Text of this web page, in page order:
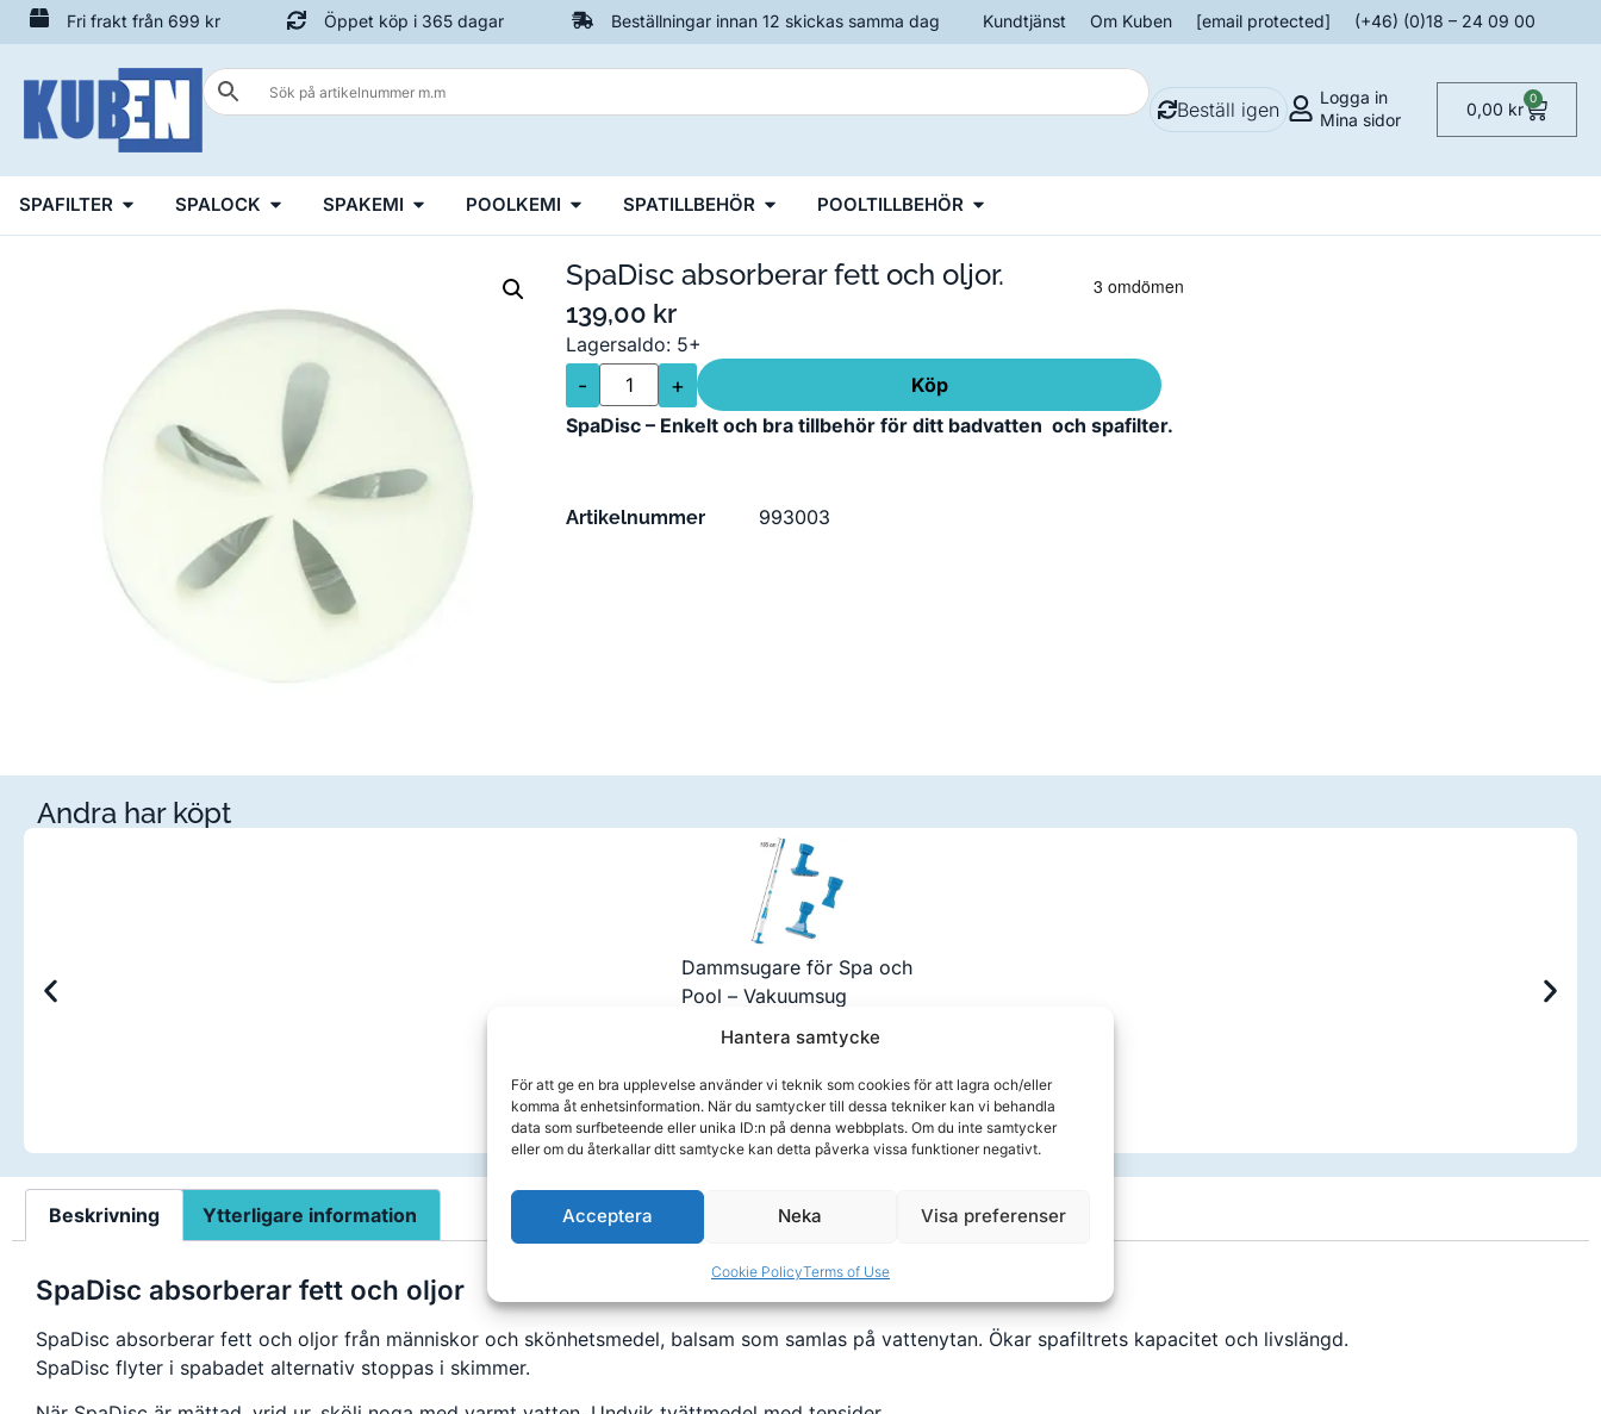
Hantera samtycke
För att ge en bra upplevelse använder vi teknik som cookies för att lagra och/eller
komma åt enhetsinformation. När du samtycker till dessa tekniker kan vi behandla
data som surfbeteende eller unika ID:n på denna webbplats. Om du inte samtycker
eller om du återkallar ditt samtycke kan detta påverka vissa funktioner negativt.
Acceptera Neka Visa preferenser
Cookie PolicyTerms of Use
Fri frakt från 699 kr Öppet köp i 365 dagar Beställningar innan 12 skickas samma dag Kundtjänst Om Kuben [email protected] (+46) (0)18 – 24 09 00
Beställ igen
Logga in
Mina sidor
0,00 kr
0
SPAFILTER SPALOCK SPAKEMI POOLKEMI SPATILLBEHÖR POOLTILLBEHÖR
SpaDisc absorberar fett och oljor.
139,00 kr
Lagersaldo: 5+
- +
Köp
SpaDisc – Enkelt och bra tillbehör för ditt badvatten och spafilter.
Artikelnummer 993003
Andra har köpt
Dammsugare för Spa och
Pool – Vakuumsug
1 295,00
Köp
Beskrivning Ytterligare information
SpaDisc absorberar fett och oljor
SpaDisc absorberar fett och oljor från människor och skönhetsmedel, balsam som samlas på vattenytan. Ökar spafiltrets kapacitet och livslängd.
SpaDisc flyter i spabadet alternativ stoppas i skimmer.